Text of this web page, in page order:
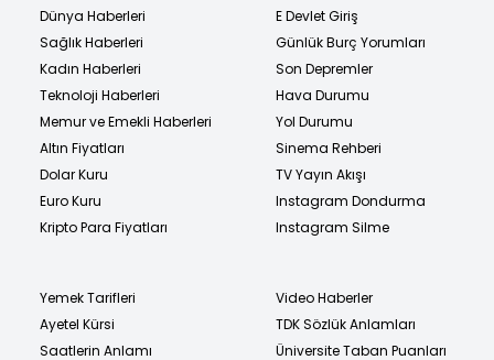
Dünya Haberleri
Sağlık Haberleri
Kadın Haberleri
Teknoloji Haberleri
Memur ve Emekli Haberleri
Altın Fiyatları
Dolar Kuru
Euro Kuru
Kripto Para Fiyatları
E Devlet Giriş
Günlük Burç Yorumları
Son Depremler
Hava Durumu
Yol Durumu
Sinema Rehberi
TV Yayın Akışı
Instagram Dondurma
Instagram Silme
Yemek Tarifleri
Ayetel Kürsi
Saatlerin Anlamı
Video Haberler
TDK Sözlük Anlamları
Üniversite Taban Puanları